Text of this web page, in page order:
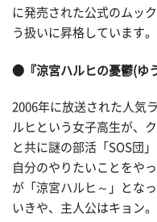
に発売された公式のムッ
う扱いに昇格しています。
●『涼宮ハルヒの憂鬱(ゆ
2006年に放送された人気
ルヒという女子高生が、
と共に謎の部活「SOS団
自分のやりたいことをや
が「涼宮ハルヒ～」とな
いきや、主人公はキョン